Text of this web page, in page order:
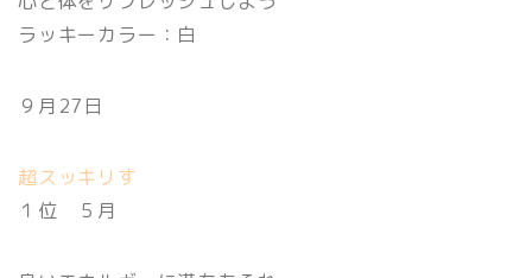
ラッキーカラー：白
９月27日
超スッキリす
１位 ５月